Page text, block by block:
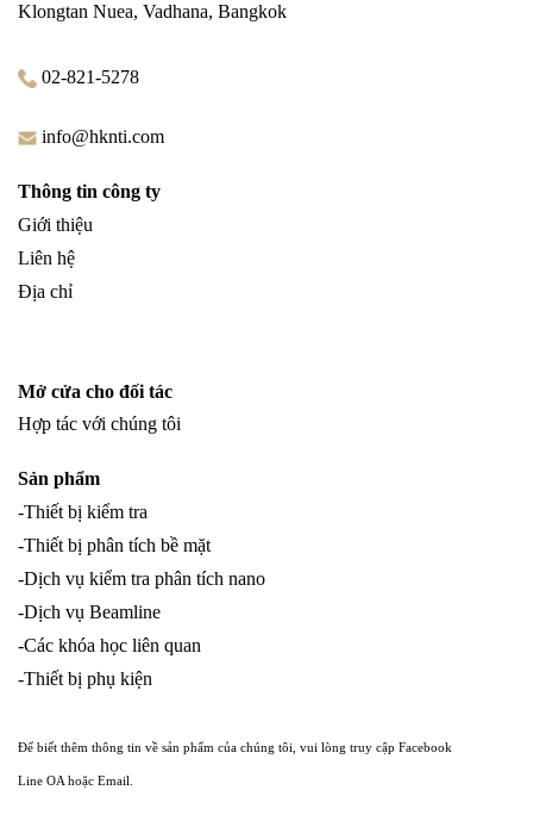
Klongtan Nuea, Vadhana, Bangkok
02-821-5278
info@hknti.com
Thông tin công ty
Giới thiệu
Liên hệ
Địa chỉ
Mở cửa cho đối tác
Hợp tác với chúng tôi
Sản phẩm
-Thiết bị kiểm tra
-Thiết bị phân tích bề mặt
-Dịch vụ kiểm tra phân tích nano
-Dịch vụ Beamline
-Các khóa học liên quan
-Thiết bị phụ kiện
Để biết thêm thông tin về sản phẩm của chúng tôi, vui lòng truy cập Facebook
Line OA hoặc Email.